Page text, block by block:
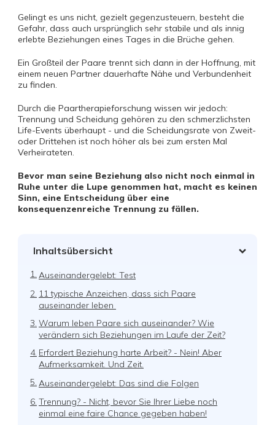
Gelingt es uns nicht, gezielt gegenzusteuern, besteht die
Gefahr, dass auch ursprünglich sehr stabile und als innig
erlebte Beziehungen eines Tages in die Brüche gehen.
Ein Großteil der Paare trennt sich dann in der Hoffnung, mit
einem neuen Partner dauerhafte Nähe und Verbundenheit
zu finden.
Durch die Paartherapieforschung wissen wir jedoch:
Trennung und Scheidung gehören zu den schmerzlichsten
Life-Events überhaupt - und die Scheidungsrate von Zweit-
oder Drittehen ist noch höher als bei zum ersten Mal
Verheirateten.
Bevor man seine Beziehung also nicht noch einmal in
Ruhe unter die Lupe genommen hat, macht es keinen
Sinn, eine Entscheidung über eine
konsequenzenreiche Trennung zu fällen.
Inhaltsübersicht
1. Auseinandergelebt: Test
2. 11 typische Anzeichen, dass sich Paare
auseinander leben
3. Warum leben Paare sich auseinander? Wie
verändern sich Beziehungen im Laufe der Zeit?
4. Erfordert Beziehung harte Arbeit? - Nein! Aber
Aufmerksamkeit. Und Zeit.
5. Auseinandergelebt: Das sind die Folgen
6. Trennung? - Nicht, bevor Sie Ihrer Liebe noch
einmal eine faire Chance gegeben haben!